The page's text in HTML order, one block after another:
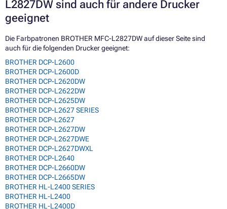
L2827DW sind auch für andere Drucker
geeignet
Die Farbpatronen BROTHER MFC-L2827DW auf dieser Seite sind
auch für die folgenden Drucker geeignet:
BROTHER DCP-L2600
BROTHER DCP-L2600D
BROTHER DCP-L2620DW
BROTHER DCP-L2622DW
BROTHER DCP-L2625DW
BROTHER DCP-L2627 SERIES
BROTHER DCP-L2627
BROTHER DCP-L2627DW
BROTHER DCP-L2627DWE
BROTHER DCP-L2627DWXL
BROTHER DCP-L2640
BROTHER DCP-L2660DW
BROTHER DCP-L2665DW
BROTHER HL-L2400 SERIES
BROTHER HL-L2400
BROTHER HL-L2400D